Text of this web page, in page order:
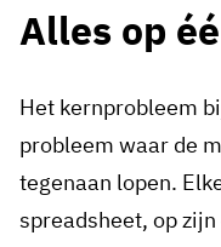
Alles op
Het kernprobleem
probleem waar de
tegenaan lopen.
spreadsheet, op